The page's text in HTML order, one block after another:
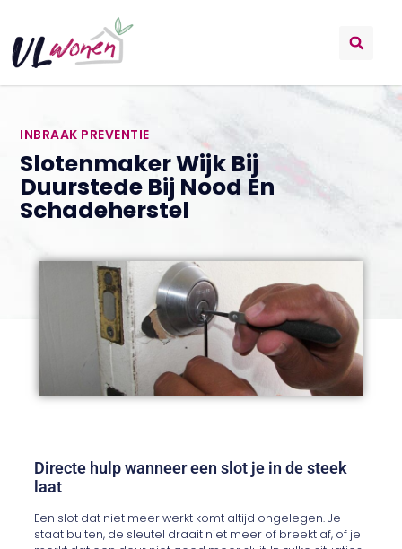
INBRAAK PREVENTIE
Slotenmaker Wijk Bij
Duurstede Bij Nood En
Schadeherstel
Directe hulp wanneer een slot je in de steek
laat
Een slot dat niet meer werkt komt altijd ongelegen. Je
staat buiten, de sleutel draait niet meer of breekt af, of je